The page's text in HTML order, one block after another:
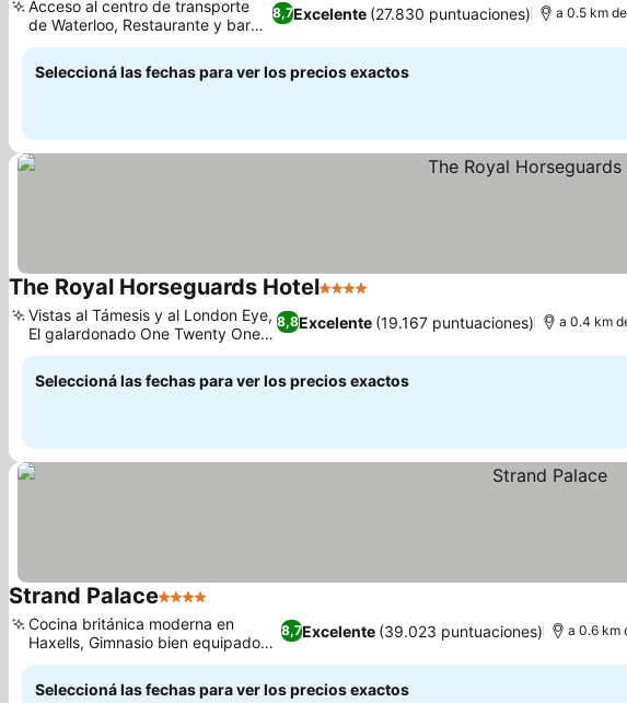
8,7Excelente (27.830 puntuaciones)
Acceso al centro de transporte
de Waterloo, Restaurante y bar
Thyme
a 0.5 km
Seleccioná las fechas para ver los precios exactos
The Royal Horseguards Hotel4 Estrellas
8,8Excelente (19.167 puntuaciones)
Vistas al Támesis y al London Eye,
El galardonado One Twenty One
Two
a 0.4 km
Seleccioná las fechas para ver los precios exactos
Strand Palace4 Estrellas
8,7Excelente (39.023 puntuaciones)
Cocina británica moderna en
Haxells, Gimnasio bien equipado
en el sótano
a 0.6 km
Seleccioná las fechas para ver los precios exactos